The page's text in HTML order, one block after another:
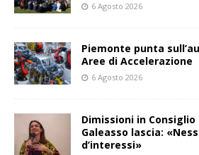
6 Agosto 2026
Piemonte punta
Aree di Accelerazione
6 Agosto 2026
Dimissioni in
Galeasso lascia:
d’interessi»